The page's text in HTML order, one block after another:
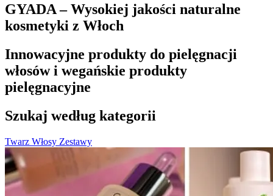
GYADA – Wysokiej jakości naturalne
kosmetyki z Włoch
Innowacyjne produkty do pielęgnacji
włosów i wegańskie produkty
pielęgnacyjne
Szukaj według kategorii
Twarz Włosy Zestawy